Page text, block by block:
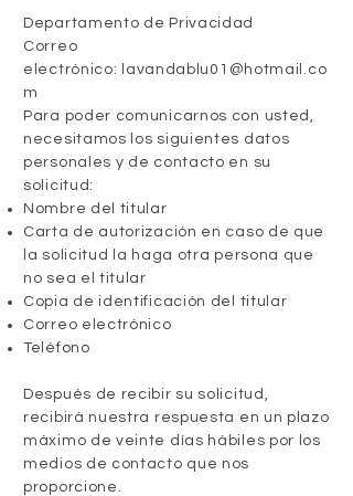
Departamento de Privacidad
Correo
electrónico:
lavandablu01@hotmail.co
m
Para poder comunicarnos con usted,
necesitamos los siguientes datos
personales y de contacto en su
solicitud:
Nombre del titular
Carta de autorización en caso de que
la solicitud la haga otra persona que
no sea el titular
Copia de identificación del titular
Correo electrónico
Teléfono
Después de recibir su solicitud,
recibirá nuestra respuesta en un plazo
máximo de veinte días hábiles por los
medios de contacto que nos
proporcione.